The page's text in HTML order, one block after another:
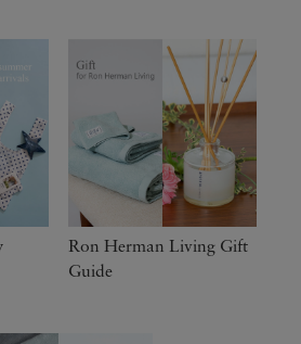
Ron Herman Living Gift
Guide